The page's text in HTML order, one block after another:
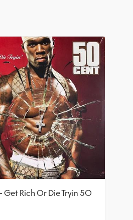
50 Cent – Get Rich Or Die Tryin'